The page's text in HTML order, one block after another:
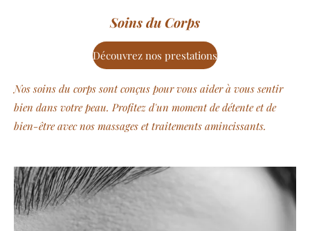
Soins du Corps
Découvrez nos prestations
Nos soins du corps sont conçus pour vous aider à vous sentir
bien dans votre peau. Profitez d'un moment de détente et de
bien-être avec nos massages et traitements amincissants.